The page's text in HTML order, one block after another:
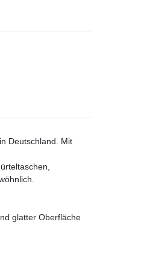
Deutschland. Mit
glatter Oberfläche